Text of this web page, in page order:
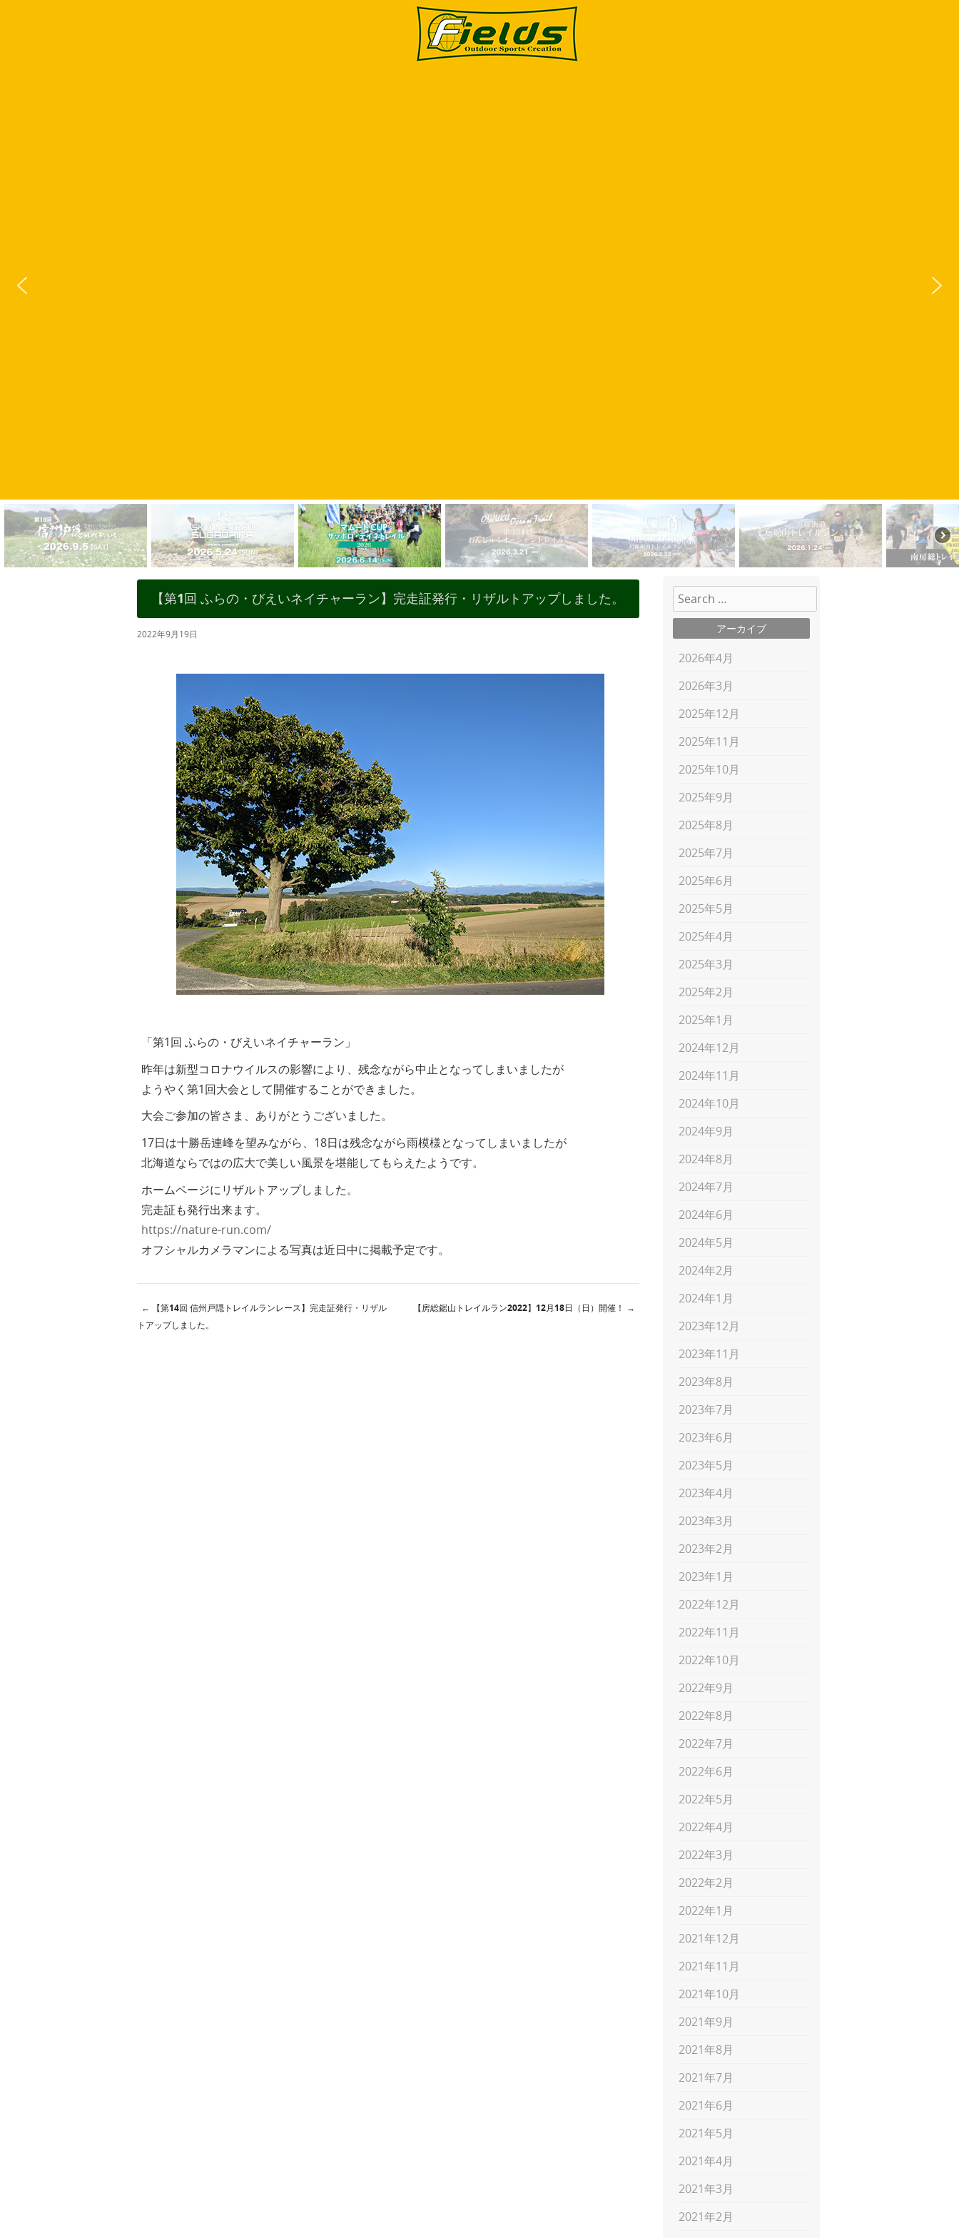
【第1回 ふらの・びえいネイチャーラン】完走証発行・リザルトアップしました。
2022年9月19日
「第1回 ふらの・びえいネイチャーラン」
昨年は新型コロナウイルスの影響により、残念ながら中止となってしまいましたが
ようやく第1回大会として開催することができました。
大会ご参加の皆さま、ありがとうございました。
17日は十勝岳連峰を望みながら、18日は残念ながら雨模様となってしまいましたが
北海道ならではの広大で美しい風景を堪能してもらえたようです。
ホームページにリザルトアップしました。
完走証も発行出来ます。
https://nature-run.com/
オフシャルカメラマンによる写真は近日中に掲載予定です。
投稿ナビゲーション
←
【第14回 信州戸隠トレイルランレース】完走証発行・リザル
トアップしました。
【房総鋸山トレイルラン2022】12月18日（日）開催！ →
検索
アーカイブ
2026年4月
2026年3月
2025年12月
2025年11月
2025年10月
2025年9月
2025年8月
2025年7月
2025年6月
2025年5月
2025年4月
2025年3月
2025年2月
2025年1月
2024年12月
2024年11月
2024年10月
2024年9月
2024年8月
2024年7月
2024年6月
2024年5月
2024年2月
2024年1月
2023年12月
2023年11月
2023年8月
2023年7月
2023年6月
2023年5月
2023年4月
2023年3月
2023年2月
2023年1月
2022年12月
2022年11月
2022年10月
2022年9月
2022年8月
2022年7月
2022年6月
2022年5月
2022年4月
2022年3月
2022年2月
2022年1月
2021年12月
2021年11月
2021年10月
2021年9月
2021年8月
2021年7月
2021年6月
2021年5月
2021年4月
2021年3月
2021年2月